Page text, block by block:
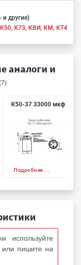
другие)
К50, К73, КВИ, КМ, КТ4
аналоги и
К50-37 33000 мкф 40 в
Подробнее ...
используйте
или пишите на